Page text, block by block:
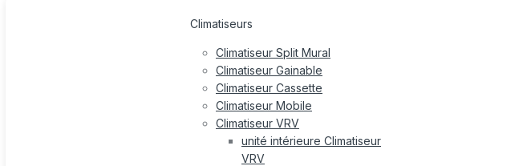
Climatiseurs
Climatiseur Split Mural
Climatiseur Gainable
Climatiseur Cassette
Climatiseur Mobile
Climatiseur VRV
unité intérieure Climatiseur
VRV